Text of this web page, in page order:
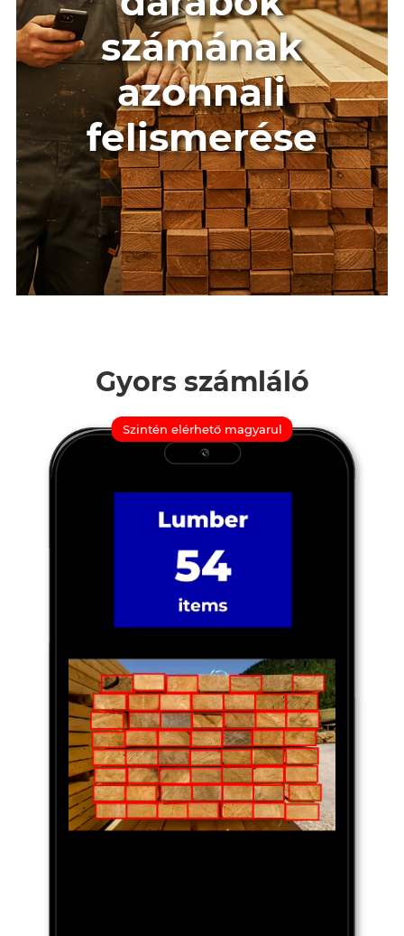
számának
azonnali
felismerése
Gyors számláló
Szintén elérhető magyarul